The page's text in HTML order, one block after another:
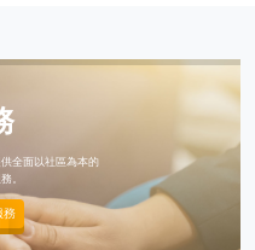
全面以社區為本的
。
務